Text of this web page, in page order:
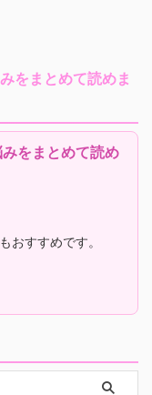
をまとめて読めま
をまとめて読め
おすすめです。